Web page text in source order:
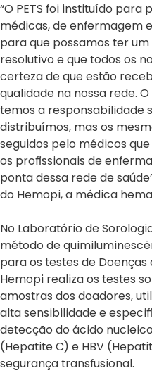
“O PETS foi instituído para
médicas, de enfermagem
para que possamos ter
resolutivo e que todos os
certeza de que estão
qualidade na nossa rede.
temos a responsabilidade
distribuímos, mas os
seguidos pelo médicos
os profissionais de
ponta dessa rede de
do Hemopi, a médica
No Laboratório de
método de
para os testes de Doenças
Hemopi realiza os testes
amostras dos doadores,
alta sensibilidade e
detecção do ácido
(Hepatite C) e HBV
segurança transfusional.